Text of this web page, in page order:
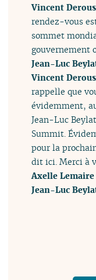
Vincent
rendez-vous
sommet
gouvernement
Jean-Luc
Vincent
rappelle que
évidemment,
Jean-Luc
Summit.
pour la
dit ici. Merci à
Axelle
Jean-Luc